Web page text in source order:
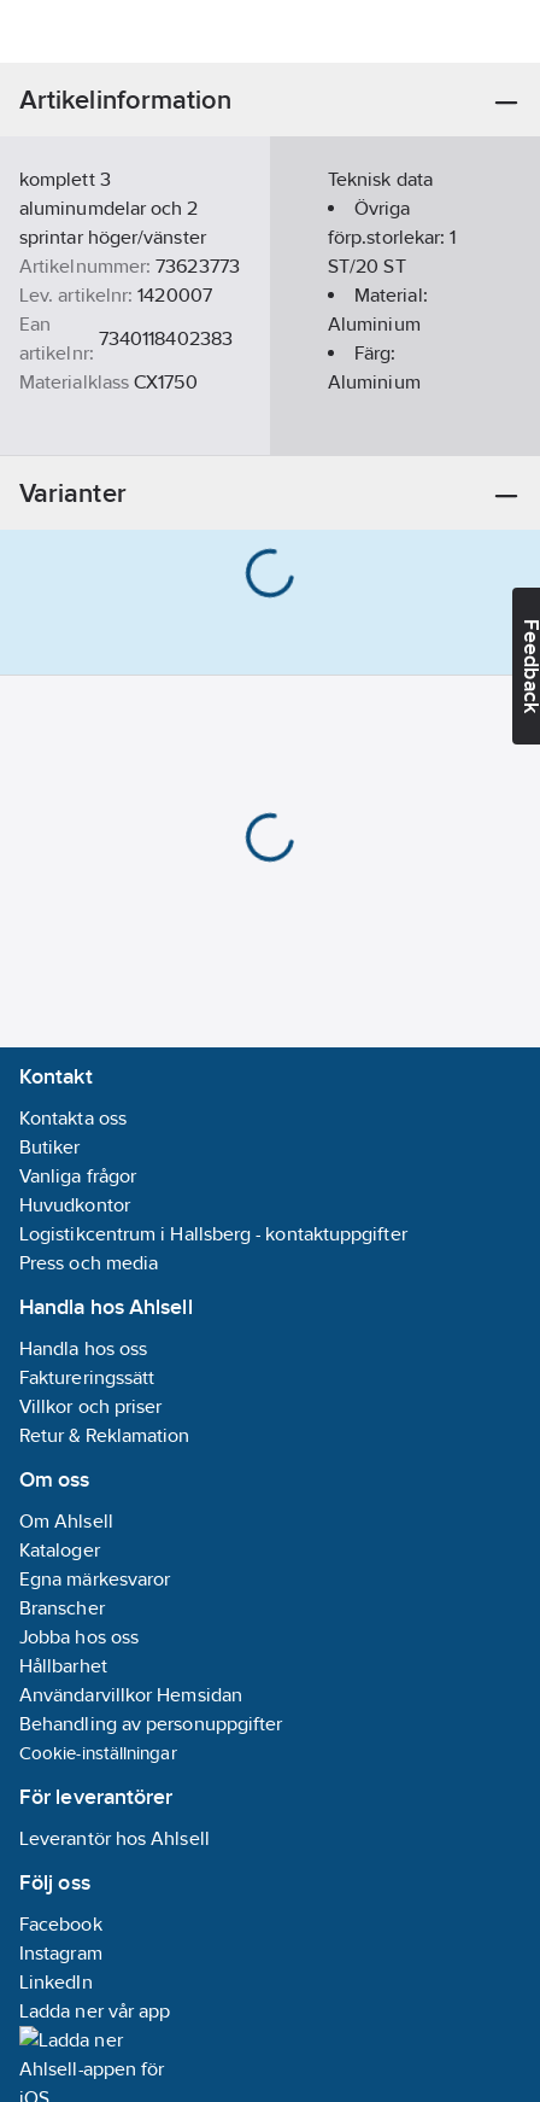
Artikelinformation
komplett 3
aluminumdelar och 2
sprintar höger/vänster
Artikelnummer: 73623773
Lev. artikelnr: 1420007
Ean
artikelnr:
7340118402383
Materialklass CX1750
Teknisk data
Övriga
förp.storlekar:1
ST/20 ST
Material:
Aluminium
Färg:
Aluminium
Varianter
Kontakt
Kontakta oss
Butiker
Vanliga frågor
Huvudkontor
Logistikcentrum i Hallsberg - kontaktuppgifter
Press och media
Handla hos Ahlsell
Handla hos oss
Faktureringssätt
Villkor och priser
Retur & Reklamation
Om oss
Om Ahlsell
Kataloger
Egna märkesvaror
Branscher
Jobba hos oss
Hållbarhet
Användarvillkor Hemsidan
Behandling av personuppgifter
Cookie-inställningar
För leverantörer
Leverantör hos Ahlsell
Följ oss
Facebook
Instagram
LinkedIn
Ladda ner vår app